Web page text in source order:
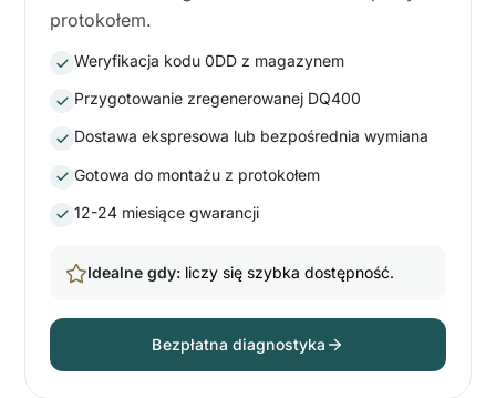
protokołem.
Weryfikacja kodu 0DD z magazynem
Przygotowanie zregenerowanej DQ400
Dostawa ekspresowa lub bezpośrednia wymiana
Gotowa do montażu z protokołem
12-24 miesiące gwarancji
Idealne gdy: liczy się szybka dostępność.
Bezpłatna diagnostyka